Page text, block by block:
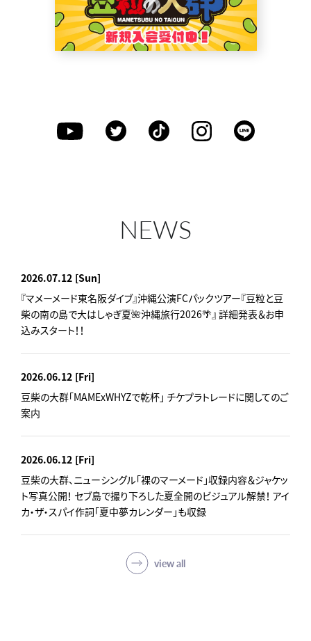
NEWS
view all
2026.07.12 [Sun]
『マメーメード東名阪ダイブ』沖縄公演FCパックツアー『豆粒と豆
柴の南の島で大はしゃぎ夏🌺沖縄旅行2026🌴』 詳細発表＆お申
込みスタート！！
2026.06.12 [Fri]
豆柴の大群「MAMExWHYZで乾杯」 チケプラトレードに関してのご
案内
2026.06.12 [Fri]
豆柴の大群、ニューシングル「裸のマーメード」収録内容＆ジャケッ
ト写真公開！ セブ島で撮り下ろした夏全開のビジュアル解禁！ アイ
カ・ザ・スパイ作詞「夏中夢カレンダー」も収録